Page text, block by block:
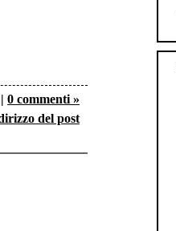
| 0 commenti »
del post